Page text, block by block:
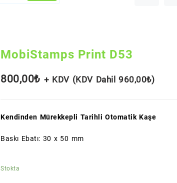
MobiStamps Print D53
800,00₺ + KDV (KDV Dahil960,00₺)
Kendinden Mürekkepli Tarihli Otomatik Kaşe
Baskı Ebatı: 30 x 50 mm
Stokta